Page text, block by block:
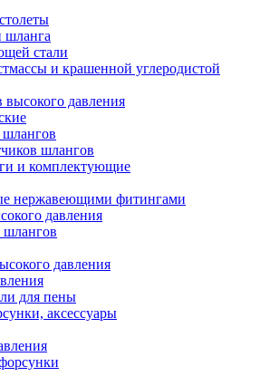
шланга
стали
и крашенной углеродистой
давления
шлангов
и комплектующие
нержавеющими фитингами
давления
давления
для пены
аксессуары